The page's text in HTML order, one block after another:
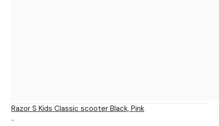
Razor S Kids Classic scooter Black, Pink
..